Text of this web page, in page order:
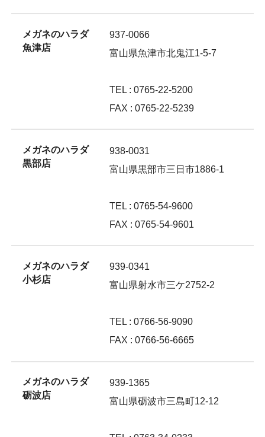
メガネのハラダ
魚津店
937-0066
富山県魚津市北鬼江1-5-7
TEL : 0765-22-5200
FAX : 0765-22-5239
メガネのハラダ
黒部店
938-0031
富山県黒部市三日市1886-1
TEL : 0765-54-9600
FAX : 0765-54-9601
メガネのハラダ
小杉店
939-0341
富山県射水市三ケ2752-2
TEL : 0766-56-9090
FAX : 0766-56-6665
メガネのハラダ
砺波店
939-1365
富山県砺波市三島町12-12